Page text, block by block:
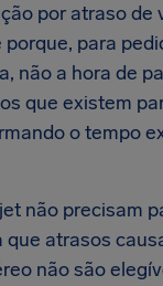
por atraso
para
não a hora de
que existem
o tempo
não precisam
atrasos
não são